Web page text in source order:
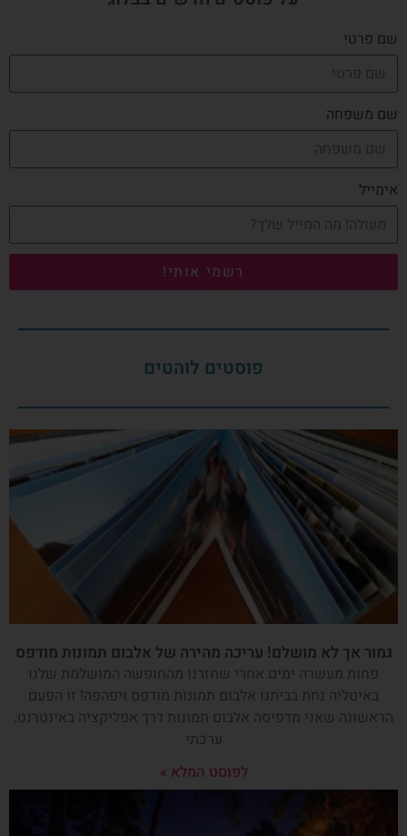
שם פרטי
שם משפחה
אימייל
רשמי אותי!
פוסטים לוהטים
גמור אך לא מושלם! עריכה מהירה של אלבום תמונות מודפס
פחות מעשרה ימים אחרי שחזרנו מהחופשה המושלמת שלנו
באיטליה נחת בביתנו אלבום תמונות מודפס ויפהפה! זו הפעם
הראשונה שאני מדפיסה אלבום תמונות דרך אפליקציה באינטרנט.
ערכתי
לפוסט המלא »